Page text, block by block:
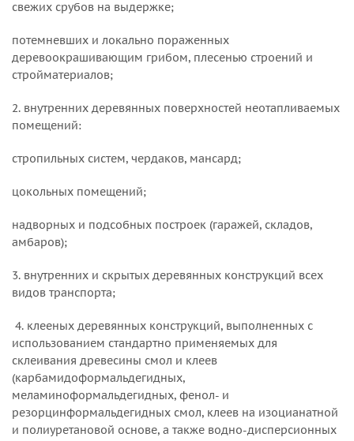
свежих срубов на выдержке;
потемневших и локально пораженных
деревоокрашивающим грибом, плесенью строений и
стройматериалов;
2. внутренних деревянных поверхностей неотапливаемых
помещений:
стропильных систем, чердаков, мансард;
цокольных помещений;
надворных и подсобных построек (гаражей, складов,
амбаров);
3. внутренних и скрытых деревянных конструкций всех
видов транспорта;
4. клееных деревянных конструкций, выполненных с
использованием стандартно применяемых для
склеивания древесины смол и клеев
(карбамидоформальдегидных,
меламиноформальдегидных, фенол- и
резорцинформальдегидных смол, клеев на изоцианатной
и полиуретановой основе, а также водно-дисперсионных